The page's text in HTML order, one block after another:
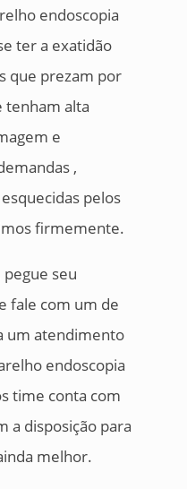
endoscopia
ter a exatidão
que prezam por
tenham alta
e
,
pelos
firmemente.
seu
fale com um de
um atendimento
endoscopia
time conta com
a disposição para
melhor.